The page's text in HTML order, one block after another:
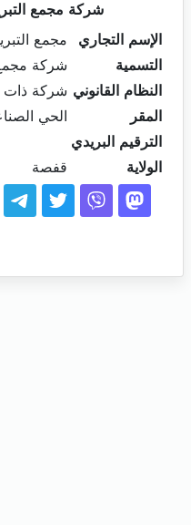
شركة مجمع
الإسم التجاري
مجمع
التسمية
شركة
النظام القانوني شركة ذات
المقر
الحي
الترقيم البريدي
الولاية
قفصة